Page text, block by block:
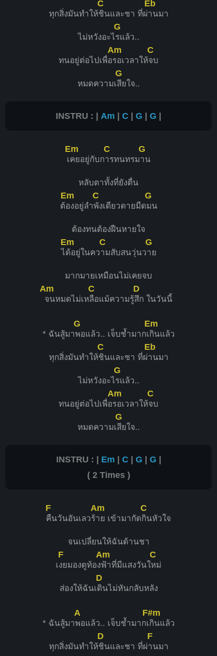
ทุกสิ่งมันทำให้
C
ชินและชา ที่ผ่
Eb
านมา
ไม่หวังอะไ
G
รแล้ว..
ทนอยู่ต่อไปเพื่อ
Am
รอเวลาให้
C
จบ
หมดความเ
G
สียใจ..
INSTRU : | Am | C | G | G |
เ
Em
คยอยู่กับก
C
ารทนทรม
G
าน
หลับตาทั้งที่ยังตื่น
ต้
Em
องอยู่ลำ
C
พังเดียวดายมืด
G
มน
ต้องทนต้องฝืนหายใจ
ไ
Em
ด้อยู่ในคว
C
ามสับสนวุ่นว
G
าย
มากมายเหมือนไม่เคยจบ
Am
จนหมดไม่เห
C
ลือแม้ความรู้
D
สึก ในวันนี้
* ฉันสู้มา
G
พอแล้ว.. เจ็บช้ำมากเ
Em
กินแล้ว
ทุกสิ่งมันทำให้
C
ชินและชา ที่ผ่
Eb
านมา
ไม่หวังอะไ
G
รแล้ว..
ทนอยู่ต่อไปเพื่อ
Am
รอเวลาให้
C
จบ
หมดความเ
G
สียใจ..
INSTRU : | Em | C | G | G |
( 2 Times )
F
คืนวันอันเลวร้
Am
าย เข้ามากัด
C
กินหัวใจ
จนเปลี่ยนให้ฉันด้านชา
เ
F
งยมองดูท้อง
Am
ฟ้าที่มีแสงวันใ
C
หม่
ส่องให้ฉันเ
D
ดินไม่หันกลับหลัง
* ฉันสู้มา
A
พอแล้ว.. เจ็บช้ำมากเ
F#m
กินแล้ว
ทุกสิ่งมันทำให้
D
ชินและชา ที่ผ่
F
านมา